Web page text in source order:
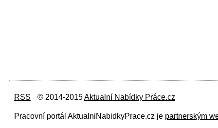
RSS © 2014-2015Aktualní Nabídky Práce.cz
Pracovní portál AktualniNabidkyPrace.cz je partnerským